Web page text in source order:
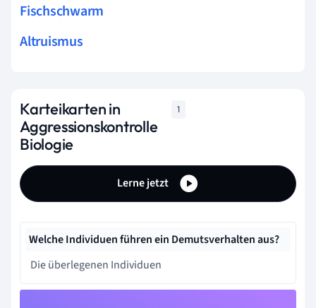
Fischschwarm
Altruismus
Karteikarten in
Aggressionskontrolle
Biologie
1
Lerne jetzt
Welche Individuen führen ein Demutsverhalten aus?
Die überlegenen Individuen